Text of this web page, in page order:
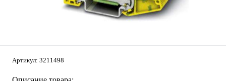
Артикул: 3211498